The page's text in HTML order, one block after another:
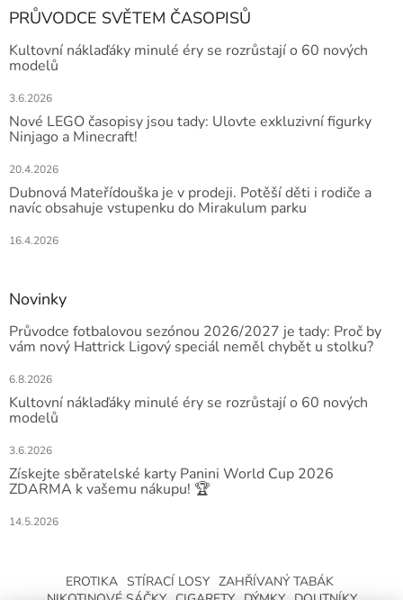
PRŮVODCE SVĚTEM ČASOPISŮ
Kultovní náklaďáky minulé éry se rozrůstají o 60 nových
modelů
3.6.2026
Nové LEGO časopisy jsou tady: Ulovte exkluzivní figurky
Ninjago a Minecraft!
20.4.2026
Dubnová Mateřídouška je v prodeji. Potěší děti i rodiče a
navíc obsahuje vstupenku do Mirakulum parku
16.4.2026
Novinky
Průvodce fotbalovou sezónou 2026/2027 je tady: Proč by
vám nový Hattrick Ligový speciál neměl chybět u stolku?
6.8.2026
Kultovní náklaďáky minulé éry se rozrůstají o 60 nových
modelů
3.6.2026
Získejte sběratelské karty Panini World Cup 2026
ZDARMA k vašemu nákupu! 🏆
14.5.2026
EROTIKA STÍRACÍ LOSY ZAHŘÍVANÝ TABÁK